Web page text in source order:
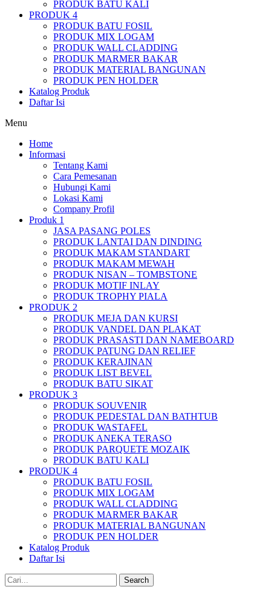
PRODUK BATU KALI
PRODUK 4
PRODUK BATU FOSIL
PRODUK MIX LOGAM
PRODUK WALL CLADDING
PRODUK MARMER BAKAR
PRODUK MATERIAL BANGUNAN
PRODUK PEN HOLDER
Katalog Produk
Daftar Isi
Menu
Home
Informasi
Tentang Kami
Cara Pemesanan
Hubungi Kami
Lokasi Kami
Company Profil
Produk 1
JASA PASANG POLES
PRODUK LANTAI DAN DINDING
PRODUK MAKAM STANDART
PRODUK MAKAM MEWAH
PRODUK NISAN – TOMBSTONE
PRODUK MOTIF INLAY
PRODUK TROPHY PIALA
PRODUK 2
PRODUK MEJA DAN KURSI
PRODUK VANDEL DAN PLAKAT
PRODUK PRASASTI DAN NAMEBOARD
PRODUK PATUNG DAN RELIEF
PRODUK KERAJINAN
PRODUK LIST BEVEL
PRODUK BATU SIKAT
PRODUK 3
PRODUK SOUVENIR
PRODUK PEDESTAL DAN BATHTUB
PRODUK WASTAFEL
PRODUK ANEKA TERASO
PRODUK PARQUETE MOZAIK
PRODUK BATU KALI
PRODUK 4
PRODUK BATU FOSIL
PRODUK MIX LOGAM
PRODUK WALL CLADDING
PRODUK MARMER BAKAR
PRODUK MATERIAL BANGUNAN
PRODUK PEN HOLDER
Katalog Produk
Daftar Isi
Search